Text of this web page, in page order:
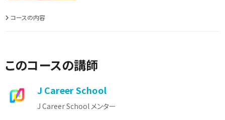
コースの内容
このコースの講師
J Career School
J Career School メンター